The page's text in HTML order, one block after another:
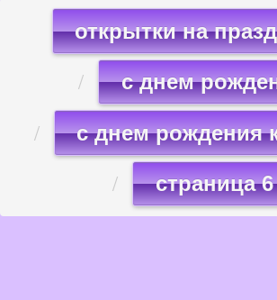
открытки на
с днем
с днем рождения
страница 6